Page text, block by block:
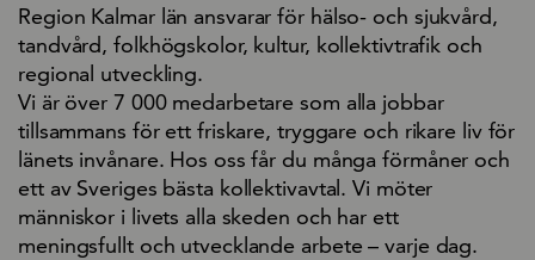
Region Kalmar län ansvarar för hälso- och sjukvård,
tandvård, folkhögskolor, kultur, kollektivtrafik och
regional utveckling.
Vi är över 7 000 medarbetare som alla jobbar
tillsammans för ett friskare, tryggare och rikare liv för
länets invånare. Hos oss får du många förmåner och
ett av Sveriges bästa kollektivavtal. Vi möter
människor i livets alla skeden och har ett
meningsfullt och utvecklande arbete – varje dag.